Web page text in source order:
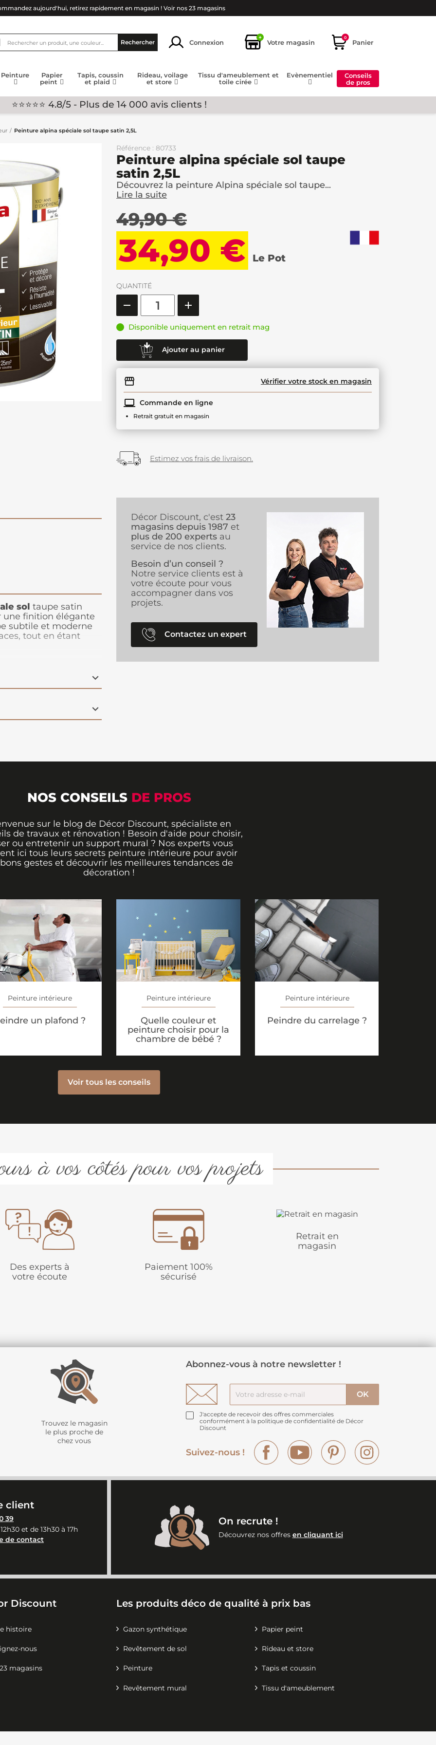
aujourd'hui, retirez rapidement en magasin ! Voir nos 23 magasins
Rechercher Connexion
+
Votre magasin
0
Panier
Peinture
Papier
peint
Tapis, coussin
et plaid
Rideau, voilage
et store
Tissu d'ameublement et
toile cirée
Evènementiel
Conseils
de pros
⭐⭐⭐⭐⭐ 4.8/5 - Plus de 14 000 avis clients !
Peinture alpina spéciale sol taupe satin 2,5L
Référence : 80733
Peinture alpina spéciale sol taupe
satin 2,5L
Découvrez la peinture Alpina spéciale sol taupe...
Lire la suite
49,90 €
34,90 € Le Pot
QUANTITÉ
Disponible uniquement en retrait mag
Ajouter au panier
Vérifier votre stock en magasin
Commande en ligne
Retrait gratuit en magasin
Estimez vos frais de livraison.
sol taupe satin
une finition élégante
subtile et moderne
tout en étant
à sa résine ultra-
efficacement
plus, son agent
de peinture, pour
pour les
Décor Discount, c'est 23
magasins depuis 1987 et
plus de 200 experts au
service de nos clients.
Besoin d’un conseil ?
Notre service clients est à
votre écoute pour vous
accompagner dans vos
projets.
Contactez un expert
NOS CONSEILS DE PROS
sur le blog de Décor Discount, spécialiste en
de travaux et rénovation ! Besoin d'aide pour choisir,
ou entretenir un support mural ? Nos experts vous
ici tous leurs secrets peinture intérieure pour avoir
gestes et découvrir les meilleures tendances de
décoration !
Peinture intérieure
un plafond ?
Peinture intérieure
Quelle couleur et
peinture choisir pour la
chambre de bébé ?
Peinture intérieure
Peindre du carrelage ?
Voir tous les conseils
à vos côtés pour vos projets
Des experts à
votre écoute
Paiement 100%
sécurisé
Retrait en
magasin
Trouvez le magasin
le plus proche de
chez vous
Abonnez-vous à notre newsletter !
J'accepte de recevoir des offres commerciales
conformément à la politique de confidentialité de Décor
Discount
Suivez-nous !
Facebook YouTube Pinterest
client
39
et de 13h30 à 17h
de contact
On recrute !
Découvrez nos offres en cliquant ici
Discount
histoire
nous
magasins
Les produits déco de qualité à prix bas
Gazon synthétique Papier peint
Revêtement de sol Rideau et store
Peinture Tapis et coussin
Revêtement mural Tissu d'ameublement